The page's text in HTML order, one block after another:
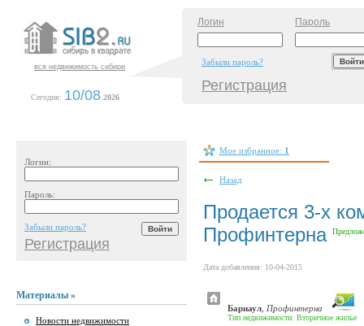
вся недвижимость сибири
Сегодня: 10/08 2026
Логин Пароль
Забыли пароль?
Регистрация
Логин:
Пароль:
Забыли пароль?
Регистрация
Материалы »
Новости недвижимости
Мое избранное: 1
Назад
Продается 3-х
Профинтерна
Дата добавления: 10-04-2015
Барнаул Профинтерна
Тип недвижимости: Вторичное жилье